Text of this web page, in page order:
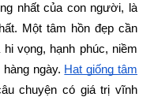
nhất của con người, là
Một tâm hồn đẹp cần
vọng, hạnh phúc, niềm
ngày. Hạt giống tâm
chuyện có giá trị vĩnh